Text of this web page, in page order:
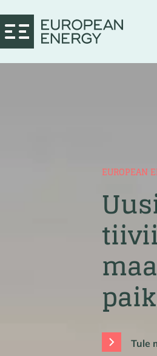
EUROPEAN
Tule